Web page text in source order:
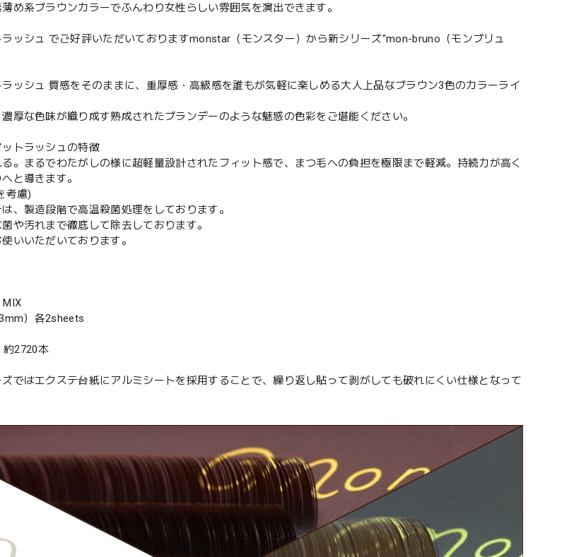
め系ブラウンカラーでふんわり女性らしい雰囲気を演出できます。
ッシュ でご好評いただいておりますmonstar（モンスター）から新シリーズ"mon-bruno（モンブリュ
ッシュ 質感をそのままに、重厚感・高級感を誰もが気軽に楽しめる大人上品なブラウン3色のカラーライ
厚な色味が織り成す熟成されたブランデーのような魅惑の色彩をご堪能ください。
トラッシュの特徴
。まるでわたがしの様に超軽量設計されたフィット感で、まつ毛への負担を極限まで軽減。持続力が高く
と導きます。
考慮)
、製造段階で高温殺菌処理をしております。
や汚れまで徹底して除去しております。
いいただいております。
）各2sheets
約2720本
ではエクステ台紙にアルミシートを採用することで、繰り返し貼って剥がしても破れにくい仕様となって